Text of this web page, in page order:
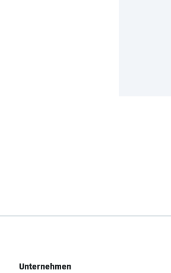
Unternehmen